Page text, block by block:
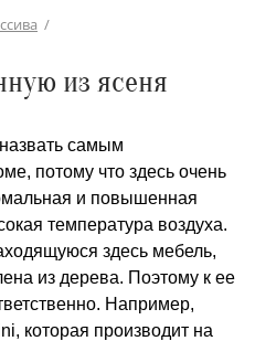
из ясеня
самым
потому что здесь очень
и повышенная
температура воздуха.
здесь мебель,
из дерева. Поэтому к ее
Например,
которая производит на